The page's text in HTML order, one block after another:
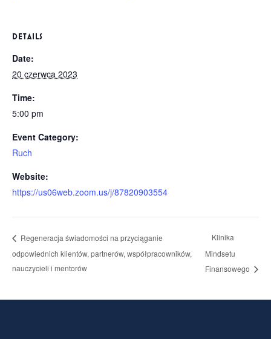
DETAILS
Date:
20 czerwca 2023
Time:
5:00 pm
Event Category:
Ruch
Website:
https://us06web.zoom.us/j/87820903554
Regeneracja świadomości na przyciąganie
odpowiednich klientów, partnerów, współpracowników,
nauczycieli i mentorów
Klinika
Mindsetu
Finansowego